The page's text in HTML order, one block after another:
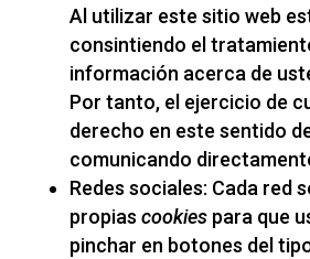
Al utilizar este sitio web
consintiendo el
información acerca de
Por tanto, el ejercicio de
derecho en este sentido
comunicando
Redes sociales: Cada red
propias cookiespara que
pinchar en botones del